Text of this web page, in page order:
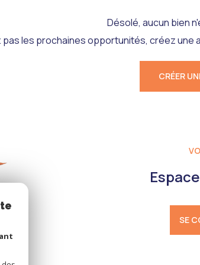
Désolé, aucun bien
pas les prochaines opportunités, créez une
CRÉER
SE